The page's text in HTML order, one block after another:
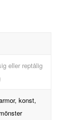
eller reptålig
konst,